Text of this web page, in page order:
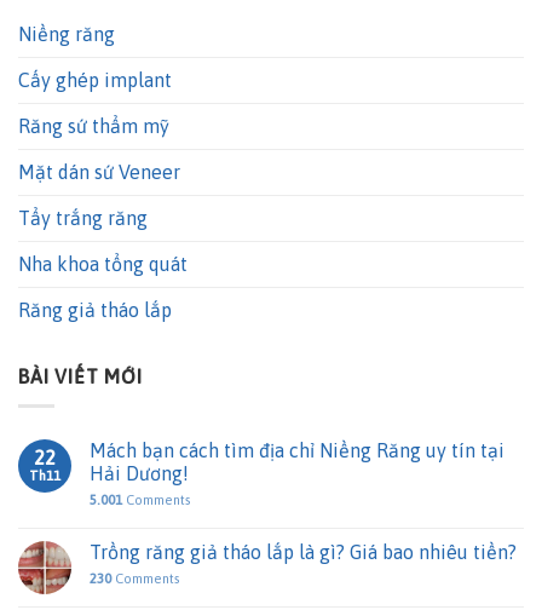
Niềng răng
Cấy ghép implant
Răng sứ thẩm mỹ
Mặt dán sứ Veneer
Tẩy trắng răng
Nha khoa tổng quát
Răng giả tháo lắp
BÀI VIẾT MỚI
22
Th11
Mách bạn cách tìm địa chỉ Niềng Răng uy tín tại
Hải Dương!
5.001 Comments
Trồng răng giả tháo lắp là gì? Giá bao nhiêu tiền?
230Comments